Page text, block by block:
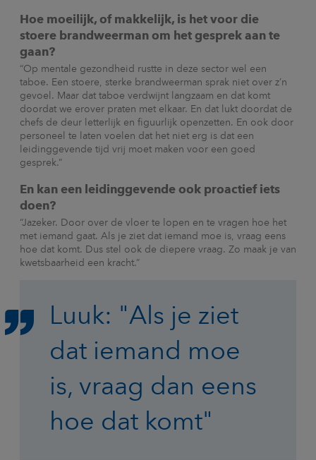
Hoe moeilijk, of makkelijk, is het voor die
stoere brandweerman om het gesprek aan te
gaan?
“Op mentale gezondheid rustte in deze sector wel een
taboe. Een stoere, sterke brandweerman sprak niet over z’n
gevoel. Maar dat taboe verdwijnt langzaam en dat komt
doordat we erover praten met elkaar. En dat lukt doordat de
chefs de deur letterlijk en figuurlijk openzetten. En ook door
personeel te laten voelen dat het niet erg is dat een
leidinggevende tijd vrij moet maken voor een goed
gesprek.”
En kan een leidinggevende ook proactief iets
doen?
“Jazeker. Door over de vloer te lopen en te vragen hoe het
met iemand gaat. Als je ziet dat iemand moe is, vraag eens
hoe dat komt. Dus stel ook de diepere vraag. Zo maak je van
kwetsbaarheid een kracht.”
Luuk: "Als je ziet
dat iemand moe
is, vraag dan eens
hoe dat komt"